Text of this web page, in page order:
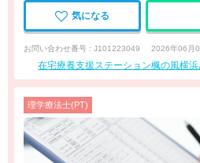
気になる
お問い合わせ番号 : J101223049 2026年06月
在宅療養支援ステーション楓の風横浜
理学療法士(PT)